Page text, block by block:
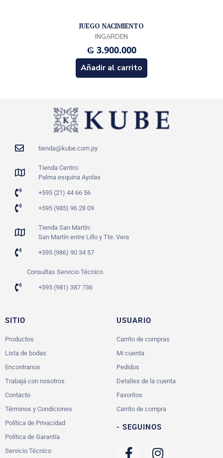
JUEGO NACIMIENTO
INGARDEN
₲3.900.000
Añadir al carrito
tienda@kube.com.py
Tienda Centro:
Palma esquina Ayolas
+595 (21) 44 66 56
+595 (985) 96 28 09
Tienda San Martín:
San Martín entre Lillo y Tte. Vera
+595 (986) 90 34 57
Consultas Servicio Técnico
+595 (981) 387 736
SITIO
Productos
Lista de bodas
Encontranos
Trabajá con nosotros
Contacto
Términos y Condiciones
Política de Privacidad
Política de Garantía
Servicio Técnico
USUARIO
Carrito de compras
Mi cuenta
Pedidos
Detalles de la cuenta
Favoritos
Carrito de compra
- SEGUINOS